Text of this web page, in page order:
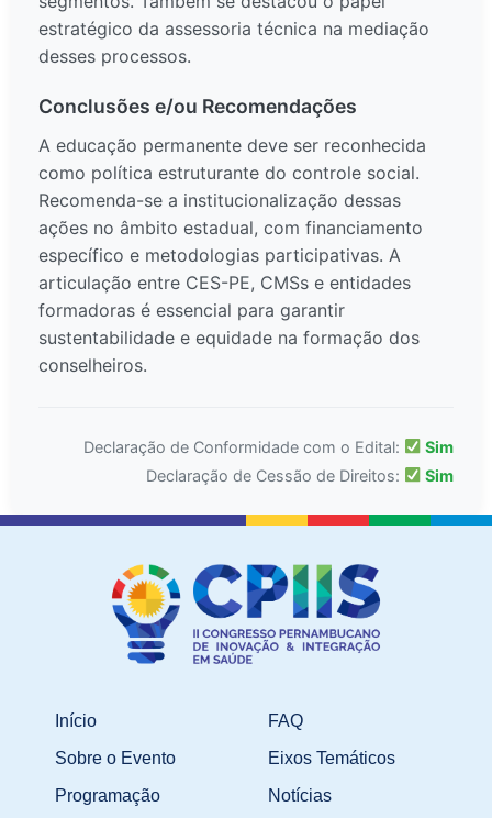
estratégico da assessoria técnica na mediação
desses processos.
Conclusões e/ou Recomendações
A educação permanente deve ser reconhecida
como política estruturante do controle social.
Recomenda-se a institucionalização dessas
ações no âmbito estadual, com financiamento
específico e metodologias participativas. A
articulação entre CES-PE, CMSs e entidades
formadoras é essencial para garantir
sustentabilidade e equidade na formação dos
conselheiros.
Declaração de Conformidade com o Edital:
Sim
Declaração de Cessão de Direitos:
Sim
Início
Sobre o Evento
Programação
FAQ
Eixos Temáticos
Notícias